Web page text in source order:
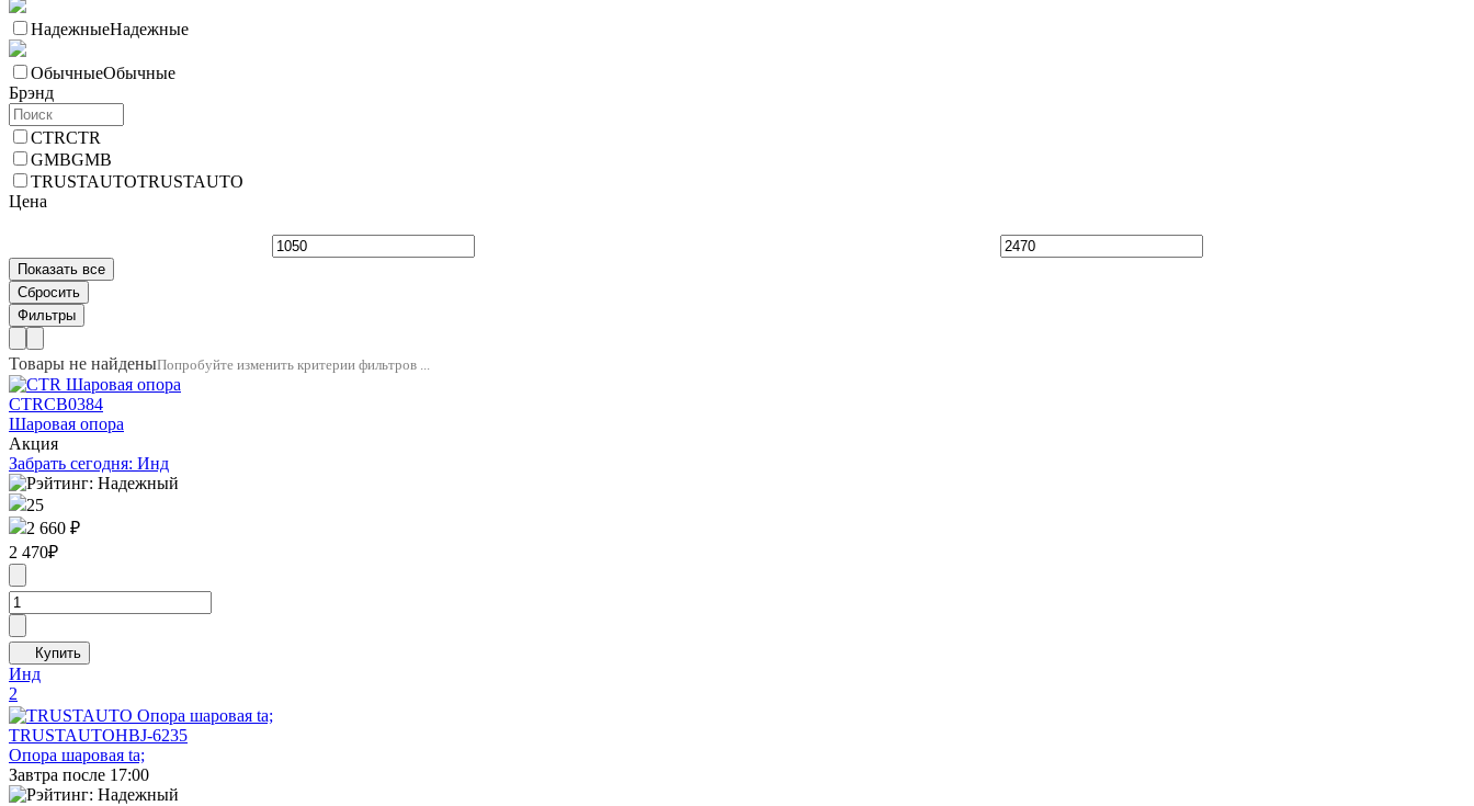
НадежныеНадежные
ОбычныеОбычные
Брэнд
CTRCTR
GMBGMB
TRUSTAUTOTRUSTAUTO
Цена
Товары не найденыПопробуйте изменить критерии фильтров ...
CTRCB0384
Шаровая опора
Акция
Забрать сегодня: Инд
25
2 660 ₽
2 470₽
Инд
2
TRUSTAUTOHBJ-6235
Опора шаровая ta;
Завтра после 17:00